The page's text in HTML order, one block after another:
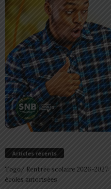
Articles récents
Togo/ Rentrée scolaire 2026-
écoles autorisées